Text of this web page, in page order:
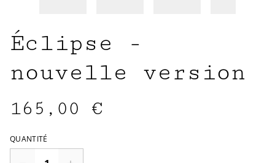
Éclipse -
nouvelle version
165,00 €
QUANTITÉ